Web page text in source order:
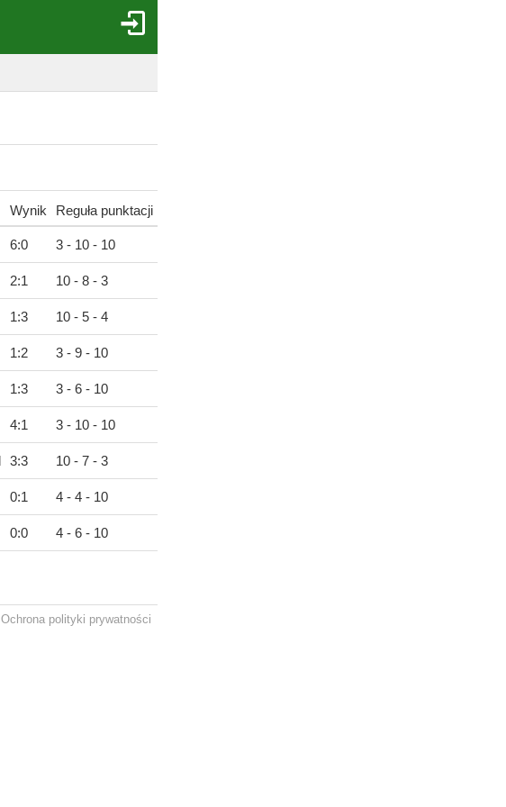
Wynik Reguła punktacji
6:0 3 - 10 - 10
2:1 10 - 8 - 3
1:3 10 - 5 - 4
1:2 3 - 9 - 10
1:3 3 - 6 - 10
4:1 3 - 10 - 10
3:3 10 - 7 - 3
0:1 4 - 4 - 10
0:0 4 - 6 - 10
Ochrona polityki prywatności